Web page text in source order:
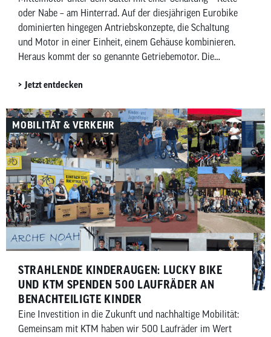
oder Nabe – am Hinterrad. Auf der diesjährigen Eurobike
dominierten hingegen Antriebskonzepte, die Schaltung
und Motor in einer Einheit, einem Gehäuse kombinieren.
Heraus kommt der so genannte Getriebemotor. Die
Getriebemotoren vorgestellt, die etablierte Anbieter wie
wollen.
Jetzt entdecken
MOBILITÄT & VERKEHR
STRAHLENDE KINDERAUGEN: LUCKY BIKE
UND KTM SPENDEN 500 LAUFRÄDER AN
BENACHTEILIGTE KINDER
Eine Investition in die Zukunft und nachhaltige Mobilität:
Gemeinsam mit KTM haben wir 500 Laufräder im Wert